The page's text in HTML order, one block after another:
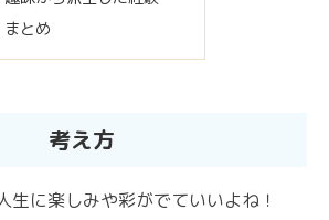
まとめ
考え方
生に楽しみや彩がでていいよね！